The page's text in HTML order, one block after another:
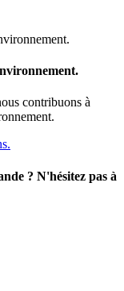
contribuons à
? N'hésitez pas à